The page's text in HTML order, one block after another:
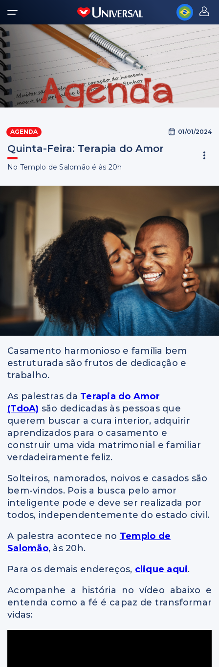
AGENDA 01/01/2024
Quinta-Feira: Terapia do Amor
No Templo de Salomão é às 20h
Casamento harmonioso e família bem
estruturada são frutos de dedicação e
trabalho.
As palestras da Terapia do Amor
(TdoA) são dedicadas às pessoas que
querem buscar a cura interior, adquirir
aprendizados para o casamento e
construir uma vida matrimonial e familiar
verdadeiramente feliz.
Solteiros, namorados, noivos e casados são
bem-vindos. Pois a busca pelo amor
inteligente pode e deve ser realizada por
todos, independentemente do estado civil.
A palestra acontece no Templo de
Salomão, às 20h.
Para os demais endereços, clique aqui.
Acompanhe a história no vídeo abaixo e
entenda como a fé é capaz de transformar
vidas: